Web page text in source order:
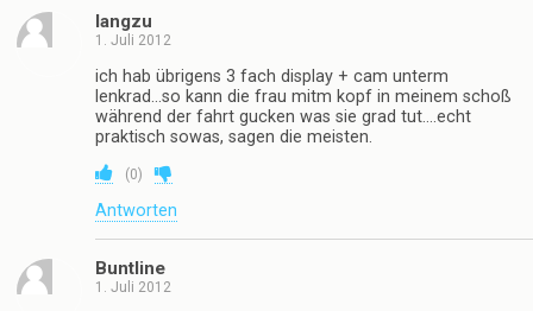
langzu
1. Juli 2012
ich hab übrigens 3 fach display + cam unterm
lenkrad…so kann die frau mitm kopf in meinem schoß
während der fahrt gucken was sie grad tut….echt
praktisch sowas, sagen die meisten.
(0)
Antworten
Buntline
1. Juli 2012